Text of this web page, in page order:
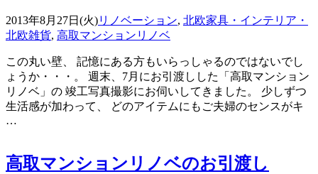
2013年8月27日(火)リノベーション, 北欧家具・インテリア・
北欧雑貨, 高取マンションリノベ
この丸い壁、 記憶にある方もいらっしゃるのではないでし
ょうか・・・。 週末、7月にお引渡しした「高取マンション
リノベ」の 竣工写真撮影にお伺いしてきました。 少しずつ
生活感が加わって、 どのアイテムにもご夫婦のセンスがキ
…
高取マンションリノベのお引渡し